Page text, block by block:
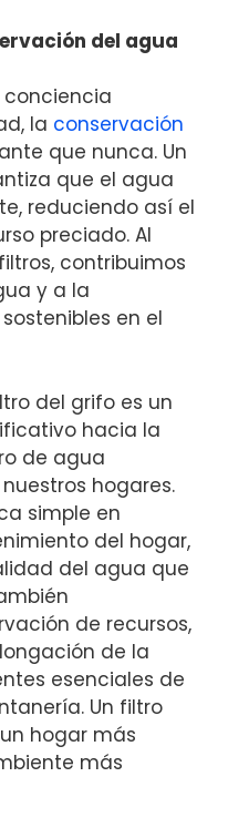
del agua
conciencia
la conservación
que nunca. Un
que el agua
reduciendo así el
preciado. Al
contribuimos
y a la
en el
del grifo es un
hacia la
de agua
hogares.
simple en
del hogar,
del agua que
de recursos,
de la
esenciales de
Un filtro
hogar más
más